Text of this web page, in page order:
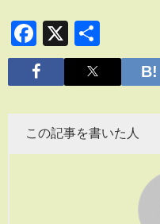
Facebook
X
有
この記事を書いた人